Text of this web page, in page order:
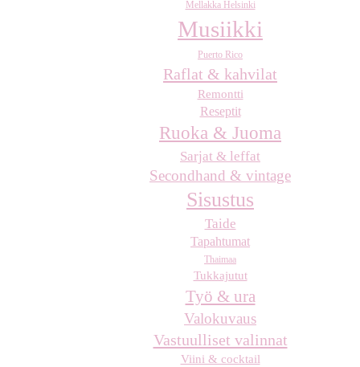
Mellakka Helsinki
Musiikki
Puerto Rico
Raflat & kahvilat
Remontti
Reseptit
Ruoka & Juoma
Sarjat & leffat
Secondhand & vintage
Sisustus
Taide
Tapahtumat
Thaimaa
Tukkajutut
Työ & ura
Valokuvaus
Vastuulliset valinnat
Viini & cocktail